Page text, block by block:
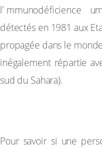
l’i mmunodéficience
détectés en 1981 aux
propagée dans le
inégalement répartie
sud du Sahara).
Pour savoir si une